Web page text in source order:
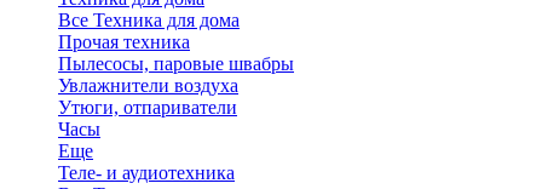
Все Техника для дома
Прочая техника
Пылесосы, паровые швабры
Увлажнители воздуха
Утюги, отпариватели
Часы
Еще
Теле- и аудиотехника